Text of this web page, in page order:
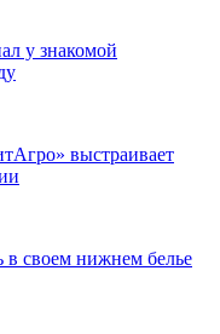
у знакомой
выстраивает
в своем нижнем белье